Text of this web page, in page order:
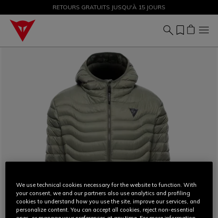
PROMOTIONS JUSQU'À-50 % – ACHETEZ MAINTENANT
RETOURS GRATUITS JUSQU'À 15 JOURS
We use technical cookies necessary for the website to function. With
your consent, we and our partners also use analytics and profiling
cookies to understand how you use the site, improve our services, and
personalize content. You can accept all cookies, reject non-essential